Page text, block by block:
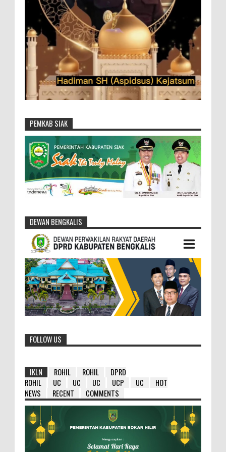
PEMKAB SIAK
DEWAN BENGKALIS
FOLLOW US
IKLN ROHIL ROHIL
DPRD
ROHIL
UC UC UC UCP UC
HOT
NEWS
RECENT COMMENTS